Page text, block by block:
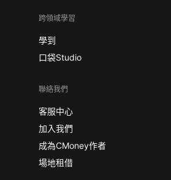
跨領域學習
學到
口袋Studio
聯絡我們
客服中心
加入我們
成為CMoney作者
場地租借